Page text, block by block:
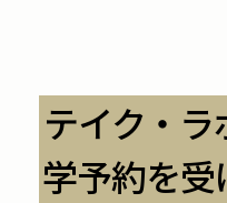
テイク・
学予約を